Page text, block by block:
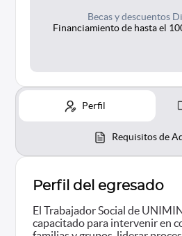
Becas y descuentos
Financiamiento de hasta el
Perfil
Requisitos de
Perfil del egresado
El Trabajador Social de
capacitado para intervenir en